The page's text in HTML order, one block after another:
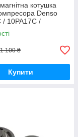
котушка
Denso
/ 10PA17C /
, 10S17C 12V
1 100 ₴
Купити